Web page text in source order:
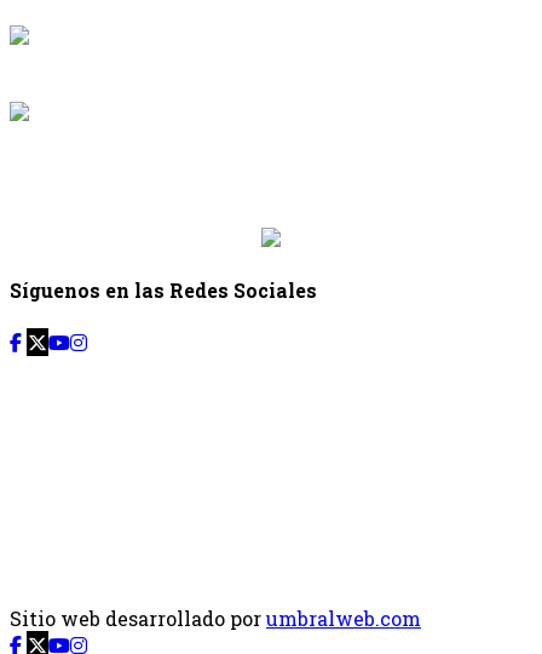
Síguenos en las Redes Sociales
Sitio web desarrollado porumbralweb.com